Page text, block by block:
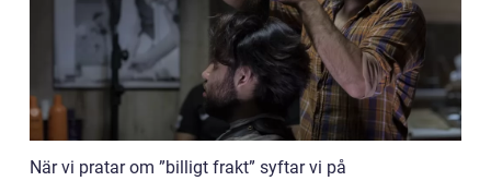
När vi pratar om ”billigt frakt” syftar vi på